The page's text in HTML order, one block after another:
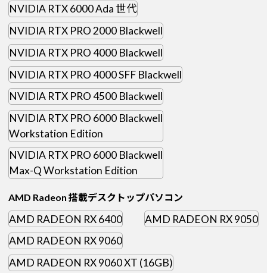
NVIDIA RTX 6000 Ada 世代
NVIDIA RTX PRO 2000 Blackwell
NVIDIA RTX PRO 4000 Blackwell
NVIDIA RTX PRO 4000 SFF Blackwell
NVIDIA RTX PRO 4500 Blackwell
NVIDIA RTX PRO 6000 Blackwell
Workstation Edition
NVIDIA RTX PRO 6000 Blackwell
Max-Q Workstation Edition
AMD Radeon 搭載デスクトップパソコン
AMD RADEON RX 6400
AMD RADEON RX 9050
AMD RADEON RX 9060
AMD RADEON RX 9060 XT (16GB)